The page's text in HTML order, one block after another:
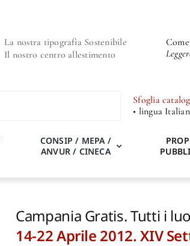
La nostra tipografia Sostenibile
Il nostro centro allestimento
Sfoglia
• lingua
CONSIP / MEPA /
ANVUR / CINECA
Campania Gratis. Tutti i
14-22 Aprile 2012. XIV